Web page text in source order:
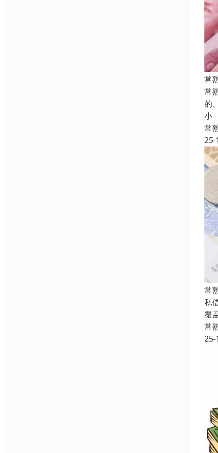
常
常
的
小
常
25-
常
私
覆
常
25-